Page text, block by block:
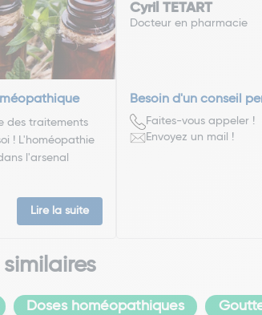
des traitements
! L'homéopathie
l'arsenal
Lire la suite
Cyril TETART
Docteur en pharmacie
Besoin d'un conseil
Faites-vous appeler !
Envoyez un mail !
Doses homéopathiques